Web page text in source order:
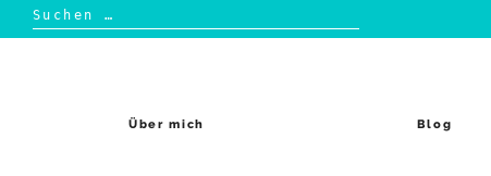
Suchen
nach:
Über mich Blog